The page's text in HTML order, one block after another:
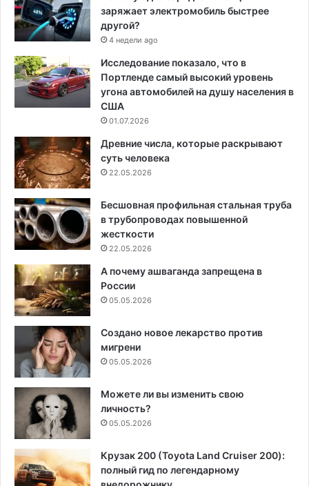
заряжает электромобиль быстрее
другой?
4 недели ago
Исследование показало, что в
Портленде самый высокий уровень
угона автомобилей на душу населения в
США
01.07.2026
Древние числа, которые раскрывают
суть человека
22.05.2026
Бесшовная профильная стальная труба
в трубопроводах повышенной
жесткости
22.05.2026
А почему ашваганда запрещена в
России
05.05.2026
Создано новое лекарство против
мигрени
05.05.2026
Можете ли вы изменить свою
личность?
05.05.2026
Крузак 200 (Toyota Land Cruiser 200):
полный гид по легендарному